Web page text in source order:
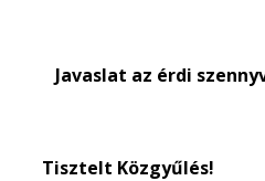
Javaslat az érdi
Tisztelt Közgyűlés!